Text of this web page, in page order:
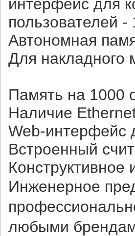
интерфейс для
пользователей
Автономная
Для накладного
Память на 1000
Наличие
Web-интерфейс
Встроенный
Инженерное
любыми